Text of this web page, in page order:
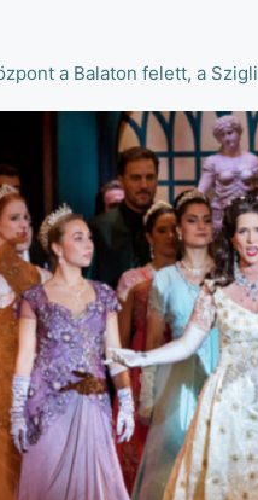
a Balaton felett, a